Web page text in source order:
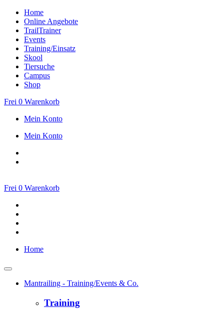
Home
Online Angebote
TrailTrainer
Events
Training/Einsatz
Skool
Tiersuche
Campus
Shop
Frei 0 Warenkorb
Mein Konto
Mein Konto
Frei 0 Warenkorb
Home
Mantrailing - Training/Events & Co.
Training